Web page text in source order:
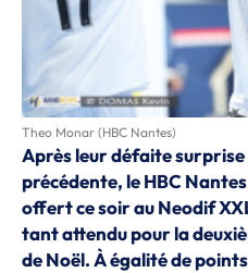
Theo Monar (HBC Nantes)
Après leur défaite
précédente, le HBC
offert ce soir au Neodif
tant attendu pour la
de Noël. À égalité de